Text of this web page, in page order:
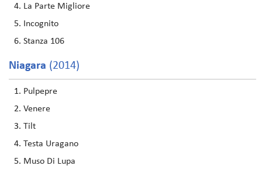
La Parte Migliore
Incognito
Stanza 106
Niagara (2014)
Pulpepre
Venere
Tilt
Testa Uragano
Muso Di Lupa